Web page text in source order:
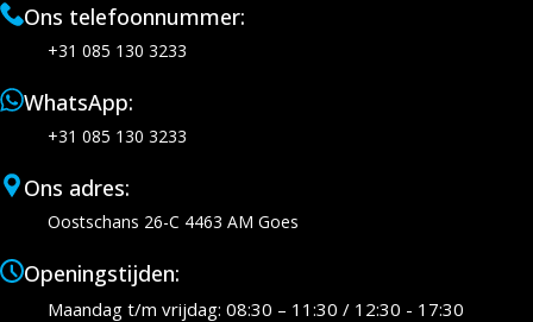
Ons telefoonnummer:
+31 085 130 3233
WhatsApp:
+31 085 130 3233
Ons adres:
Oostschans 26-C 4463 AM Goes
Openingstijden:
Maandag t/m vrijdag: 08:30 – 11:30 / 12:30 - 17:30